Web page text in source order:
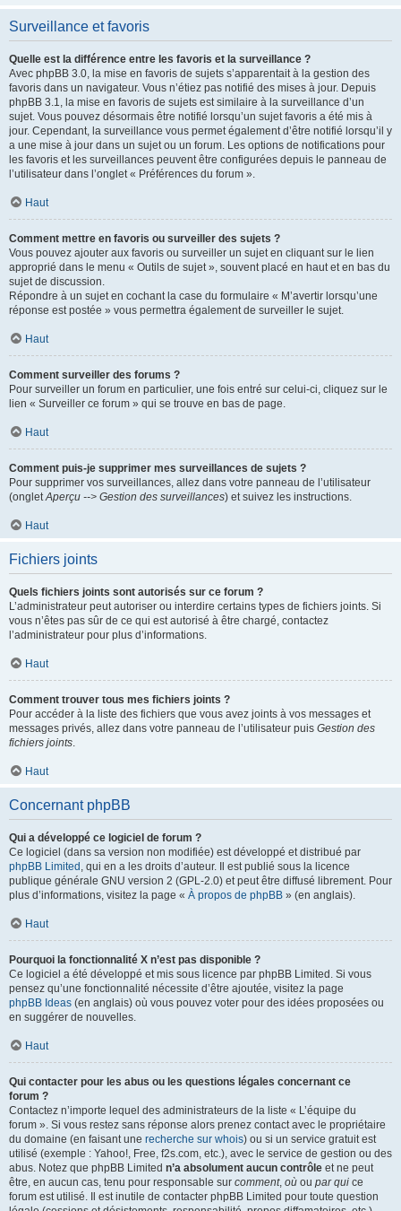
Surveillance et favoris
Quelle est la différence entre les favoris et la surveillance ?
Avec phpBB 3.0, la mise en favoris de sujets s’apparentait à la gestion des
favoris dans un navigateur. Vous n’étiez pas notifié des mises à jour. Depuis
phpBB 3.1, la mise en favoris de sujets est similaire à la surveillance d’un
sujet. Vous pouvez désormais être notifié lorsqu’un sujet favoris a été mis à
jour. Cependant, la surveillance vous permet également d’être notifié lorsqu’il y
a une mise à jour dans un sujet ou un forum. Les options de notifications pour
les favoris et les surveillances peuvent être configurées depuis le panneau de
l’utilisateur dans l’onglet « Préférences du forum ».
Haut
Comment mettre en favoris ou surveiller des sujets ?
Vous pouvez ajouter aux favoris ou surveiller un sujet en cliquant sur le lien
approprié dans le menu « Outils de sujet », souvent placé en haut et en bas du
sujet de discussion.
Répondre à un sujet en cochant la case du formulaire « M’avertir lorsqu’une
réponse est postée » vous permettra également de surveiller le sujet.
Haut
Comment surveiller des forums ?
Pour surveiller un forum en particulier, une fois entré sur celui-ci, cliquez sur le
lien « Surveiller ce forum » qui se trouve en bas de page.
Haut
Comment puis-je supprimer mes surveillances de sujets ?
Pour supprimer vos surveillances, allez dans votre panneau de l’utilisateur
(ongletAperçu --> Gestion des surveillances) et suivez les instructions.
Haut
Fichiers joints
Quels fichiers joints sont autorisés sur ce forum ?
L’administrateur peut autoriser ou interdire certains types de fichiers joints. Si
vous n’êtes pas sûr de ce qui est autorisé à être chargé, contactez
l’administrateur pour plus d’informations.
Haut
Comment trouver tous mes fichiers joints ?
Pour accéder à la liste des fichiers que vous avez joints à vos messages et
messages privés, allez dans votre panneau de l’utilisateur puis Gestion des
fichiers joints.
Haut
Concernant phpBB
Qui a développé ce logiciel de forum ?
Ce logiciel (dans sa version non modifiée) est développé et distribué par
phpBB Limited , qui en a les droits d’auteur. Il est publié sous la licence
publique générale GNU version 2 (GPL-2.0) et peut être diffusé librement. Pour
plus d’informations, visitez la page « À propos de phpBB » (en anglais).
Haut
Pourquoi la fonctionnalité X n’est pas disponible ?
Ce logiciel a été développé et mis sous licence par phpBB Limited. Si vous
pensez qu’une fonctionnalité nécessite d’être ajoutée, visitez la page
phpBB Ideas (en anglais) où vous pouvez voter pour des idées proposées ou
en suggérer de nouvelles.
Haut
Qui contacter pour les abus ou les questions légales concernant ce
forum ?
Contactez n’importe lequel des administrateurs de la liste « L’équipe du
forum ». Si vous restez sans réponse alors prenez contact avec le propriétaire
du domaine (en faisant une recherche sur whois) ou si un service gratuit est
utilisé (exemple : Yahoo!, Free, f2s.com, etc.), avec le service de gestion ou des
abus. Notez que phpBB Limited n’a absolument aucun contrôle et ne peut
être, en aucun cas, tenu pour responsable sur comment, où ou par qui ce
forum est utilisé. Il est inutile de contacter phpBB Limited pour toute question